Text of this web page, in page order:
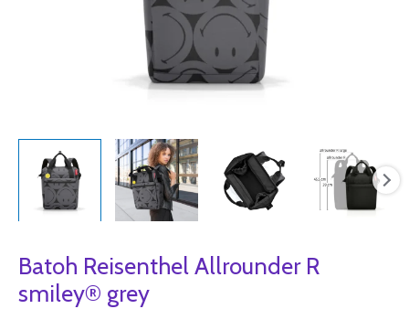
Batoh Reisenthel Allrounder R
smiley® grey